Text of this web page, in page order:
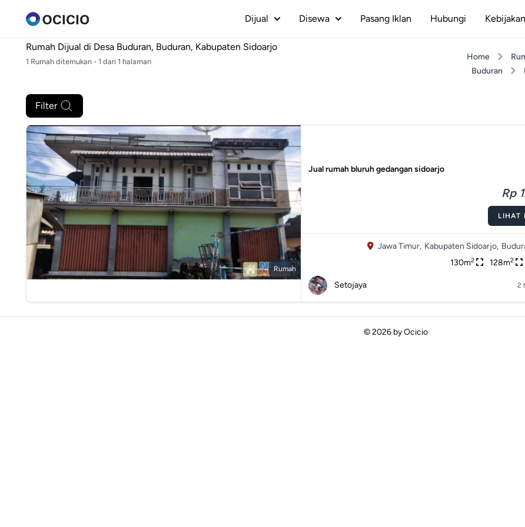
Dijual Disewa Pasang Iklan Hubungi
Rumah Dijual di Desa Buduran, Buduran, Kabupaten Sidoarjo
1 Rumah ditemukan - 1 dari 1 halaman Home
Buduran
Filter
Rumah
Jual rumah bluruh gedangan sidoarjo
Rp
LIHAT
Jawa Timur, Kabupaten Sidoarjo,
130m2 128m2
Setojaya 2
© 2026 byOcicio